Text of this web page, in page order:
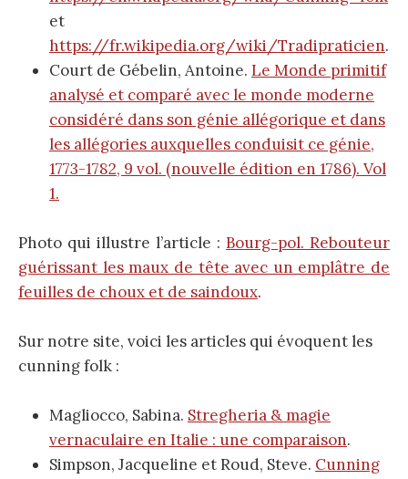
et
https://fr.wikipedia.org/wiki/Tradipraticien.
Court de Gébelin, Antoine. Le Monde primitif
analysé et comparé avec le monde moderne
considéré dans son génie allégorique et dans
les allégories auxquelles conduisit ce génie,
1773-1782, 9 vol. (nouvelle édition en 1786). Vol
1.
Photo qui illustre l’article : Bourg-pol. Rebouteur
guérissant les maux de tête avec un emplâtre de
feuilles de choux et de saindoux.
Sur notre site, voici les articles qui évoquent les
cunning folk :
Magliocco, Sabina. Stregheria & magie
vernaculaire en Italie : une comparaison.
Simpson, Jacqueline et Roud, Steve. Cunning